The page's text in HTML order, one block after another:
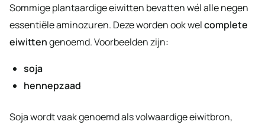
Sommige plantaardige eiwitten bevatten wél alle negen
essentiële aminozuren. Deze worden ook welcomplete
eiwittengenoemd. Voorbeelden zijn:
soja
hennepzaad
Soja wordt vaak genoemd als volwaardige eiwitbron,